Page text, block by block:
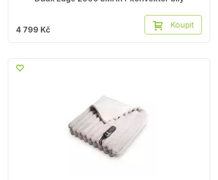
4 799 Kč Koupit